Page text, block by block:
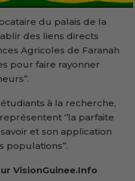
du palais de la
des liens directs
Agricoles de Faranah
pour faire rayonner
à la recherche,
‘’la parfaite
et son application
VisionGuinee.Info